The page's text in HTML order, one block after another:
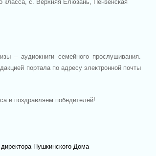
класса, с. Верхняя Елюзань, Пензенская
– аудиокниги семейного прослушивания.
портала по адресу электронной почты
и поздравляем победителей!
Пушкинского Дома